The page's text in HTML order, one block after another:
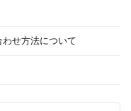
せ方法について